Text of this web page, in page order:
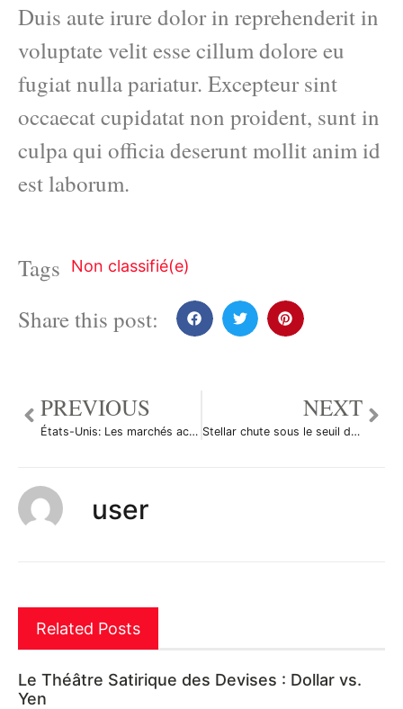
Duis aute irure dolor in reprehenderit in
voluptate velit esse cillum dolore eu
fugiat nulla pariatur. Excepteur sint
occaecat cupidatat non proident, sunt in
culpa qui officia deserunt mollit anim id
est laborum.
Tags Non classifié(e)
Share this post:
PREVIOUS
États-Unis: Les marchés actions finissent en baisse; l’indice Dow Jones Industrial Average recule de 2,02%
NEXT
Stellar chute sous le seuil de 0,09248, en baisse de 9%
user
Related Posts
Le Théâtre Satirique des Devises : Dollar vs.
Yen